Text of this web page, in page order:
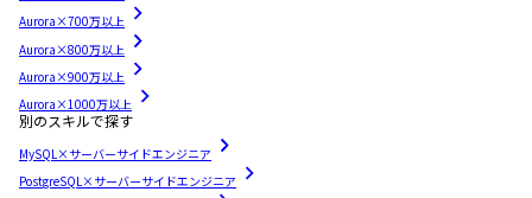
Aurora×700万以上
Aurora×800万以上
Aurora×900万以上
Aurora×1000万以上
別のスキルで探す
MySQL×サーバーサイドエンジニア
PostgreSQL×サーバーサイドエンジニア